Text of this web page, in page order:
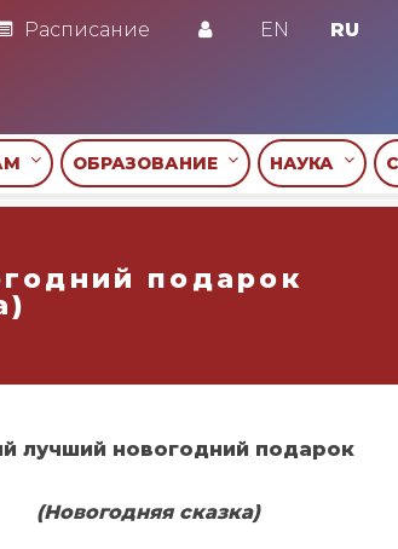
Расписание EN RU
ОБРАЗОВАНИЕ НАУКА
подарок
лучший новогодний подарок
(Новогодняя сказка)